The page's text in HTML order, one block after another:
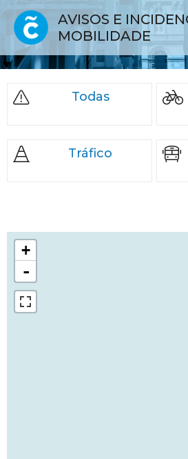
AVISOS E
MOBILIDADE
Todas
Tráfico
+
-